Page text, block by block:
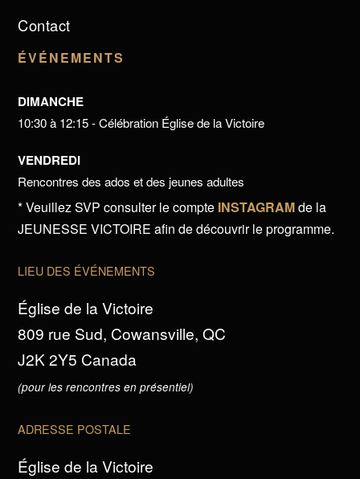
Contact
ÉVÉNEMENTS
DIMANCHE
10:30 à 12:15 - Célébration Église de la Victoire
VENDREDI
Rencontres des ados et des jeunes adultes
* Veuillez SVP consulter le compte INSTAGRAMde la
JEUNESSE VICTOIRE afin de découvrir le programme.
LIEU DES ÉVÉNEMENTS
Église de la Victoire
809 rue Sud, Cowansville, QC
J2K 2Y5 Canada
(pour les rencontres en présentiel)
ADRESSE POSTALE
Église de la Victoire